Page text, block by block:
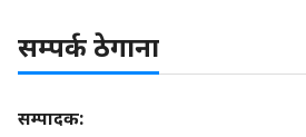
सम्पर्क ठेगाना
सम्पादक: